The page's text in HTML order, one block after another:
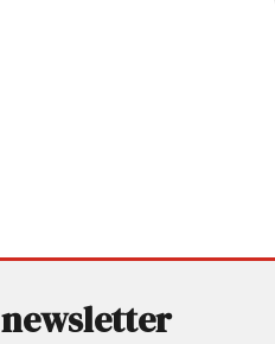
newsletter